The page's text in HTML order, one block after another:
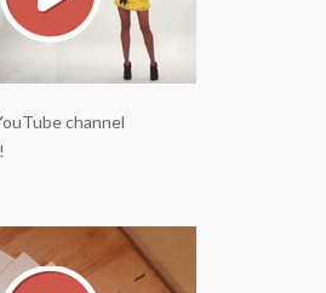
channel